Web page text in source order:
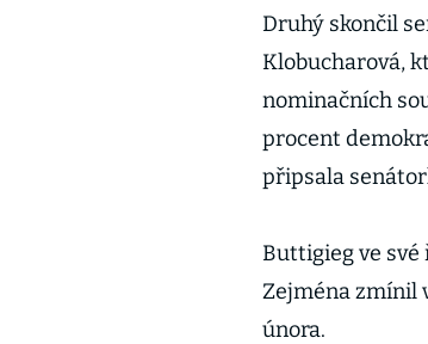
Druhý skončil
Klobucharová,
nominačních
procent
připsala
Buttigieg ve
Zejména zmínil
února.